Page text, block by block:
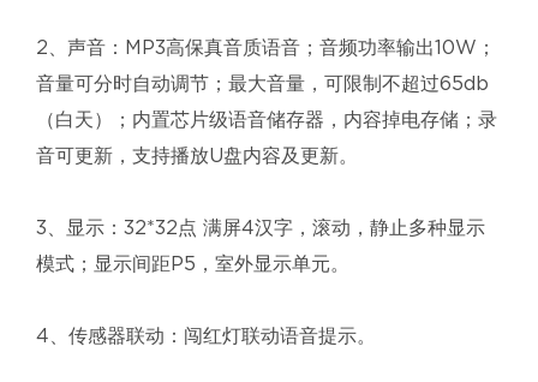
2、声音：MP3高保真音质语音；音频功率输出10W；
音量可分时自动调节；最大音量，可限制不超过65db
（白天）；内置芯片级语音储存器，内容掉电存储；录
音可更新，支持播放U盘内容及更新。
3、显示：32*32点 满屏4汉字，滚动，静止多种显示
模式；显示间距P5，室外显示单元。
4、传感器联动：闯红灯联动语音提示。